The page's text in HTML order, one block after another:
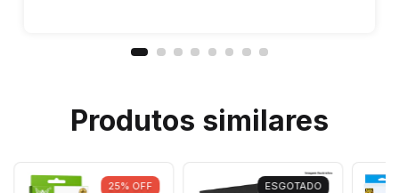
Produtos similares
25% OFF ESGOTADO